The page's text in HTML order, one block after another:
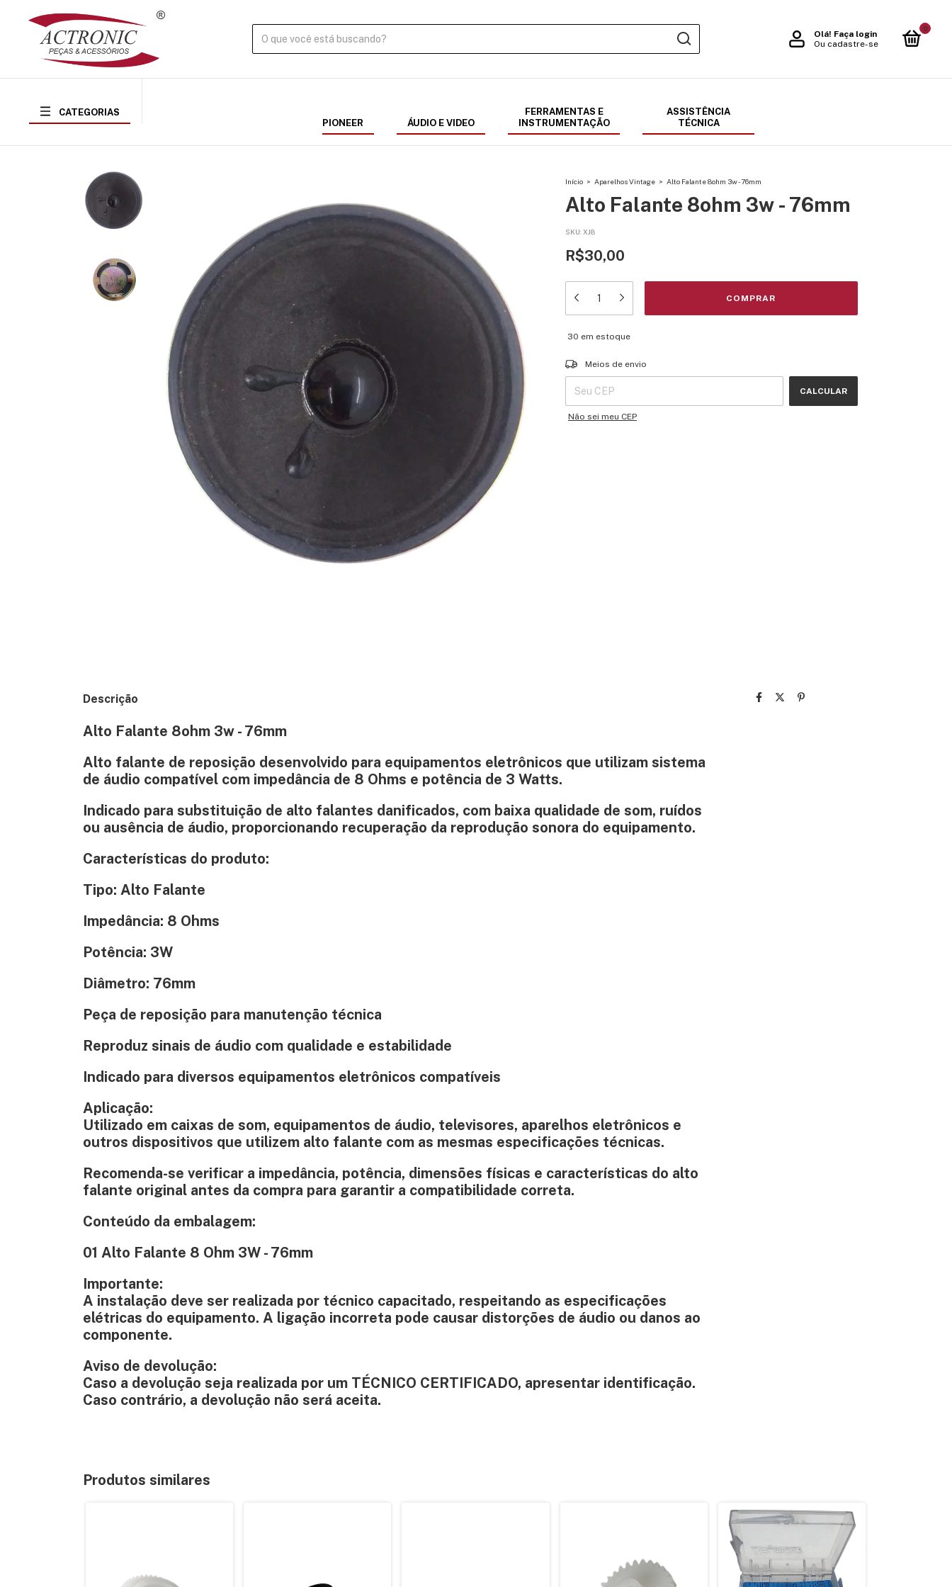
Olá! Faça login
Ou cadastre-se
0
CATEGORIAS
PIONEER
ÁUDIO E VIDEO
FERRAMENTAS E
INSTRUMENTAÇÃO
ASSISTÊNCIA
TÉCNICA
Início > Aparelhos Vintage > Alto Falante 8ohm 3w - 76mm
Alto Falante 8ohm 3w - 76mm
SKU: XJ8
R$30,00
30 em estoque
Entregas para o CEP:
Meios de envio
CALCULAR
Não sei meu CEP
Descrição
Alto Falante 8ohm 3w - 76mm
Alto falante de reposição desenvolvido para equipamentos eletrônicos que utilizam sistema
de áudio compatível com impedância de 8 Ohms e potência de 3 Watts.
Indicado para substituição de alto falantes danificados, com baixa qualidade de som, ruídos
ou ausência de áudio, proporcionando recuperação da reprodução sonora do equipamento.
Características do produto:
Tipo: Alto Falante
Impedância: 8 Ohms
Potência: 3W
Diâmetro: 76mm
Peça de reposição para manutenção técnica
Reproduz sinais de áudio com qualidade e estabilidade
Indicado para diversos equipamentos eletrônicos compatíveis
Aplicação:
Utilizado em caixas de som, equipamentos de áudio, televisores, aparelhos eletrônicos e
outros dispositivos que utilizem alto falante com as mesmas especificações técnicas.
Recomenda-se verificar a impedância, potência, dimensões físicas e características do alto
falante original antes da compra para garantir a compatibilidade correta.
Conteúdo da embalagem:
01 Alto Falante 8 Ohm 3W - 76mm
Importante:
A instalação deve ser realizada por técnico capacitado, respeitando as especificações
elétricas do equipamento. A ligação incorreta pode causar distorções de áudio ou danos ao
componente.
Aviso de devolução:
Caso a devolução seja realizada por um TÉCNICO CERTIFICADO, apresentar identificação.
Caso contrário, a devolução não será aceita.
Produtos similares